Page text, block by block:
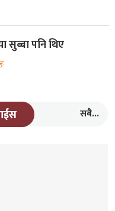
सुब्बा पनि थिए
सबै...